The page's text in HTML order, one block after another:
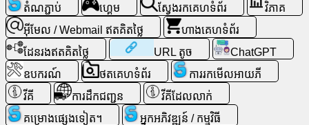
ទំនាក់
ទំនង
ហ្គេម
ស្វែងរក
គេហទំព័រ
តំណភ្ជាប់ ហ្គេម ស្វែងរកគេហទំព័រ
វិភាគ
អ៊ីមែល / Webmail ឥតគិតថ្លៃ
ហាងគេហទំព័រ
ដែនរងឥតគិតថ្លៃ
URL តូច
ChatGPT
ឧបករណ៍
ថតគេហទំព័រ
ការរកមើលអាយភី
វីគី
ការដឹកជញ្ជូន
វីគីដែលលាក់
គម្រោងផ្សេងទៀត។
អ្នកអភិវឌ្ឍន៍ / កម្មវិធី